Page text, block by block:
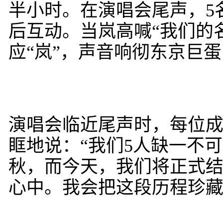
半小时。在演唱会尾声，5
后互动。当岚高喊“我们的
应“岚”，声音响彻东京巨
演唱会临近尾声时，每位
眶地说：“我们5人缺一不
秋，而今天，我们将正式
心中。我会把这段历程珍